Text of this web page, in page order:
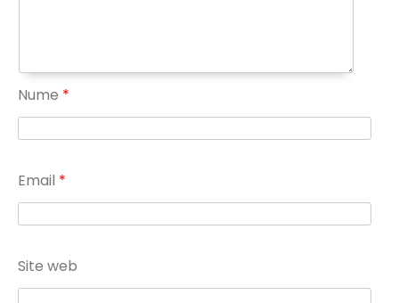
Nume *
Email *
Site web